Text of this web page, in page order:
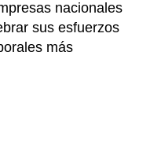
nacionales
sus esfuerzos
más